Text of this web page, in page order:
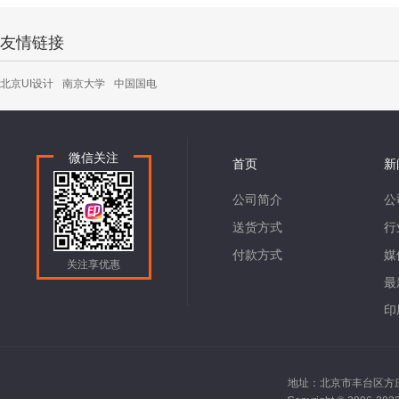
友情链接
北京UI设计 南京大学 中国国电
微信关注
关注享优惠
首页
公司简介
送货方式
付款方式
公
行
媒
最
地址：北京市丰台区